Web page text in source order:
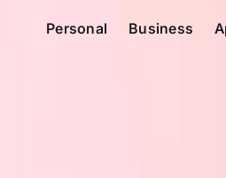
Personal Business